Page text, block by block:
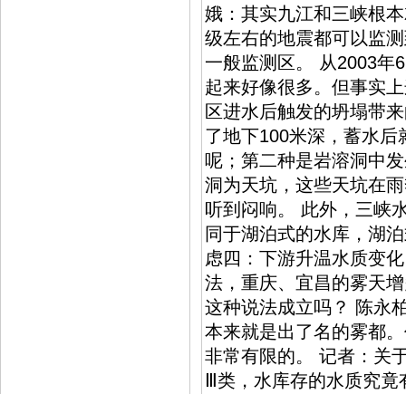
娥：其实九江和三峡根
级左右的地震都可以监
一般监测区。 从2003年
起来好像很多。但事实
区进水后触发的坍塌带
了地下100米深，蓄水
呢；第二种是岩溶洞中
洞为天坑，这些天坑在
听到闷响。 此外，三峡
同于湖泊式的水库，湖
虑四：下游升温水质变
法，重庆、宜昌的雾天
这种说法成立吗？ 陈永
本来就是出了名的雾都
非常有限的。 记者：关
Ⅲ类，水库存的水质究